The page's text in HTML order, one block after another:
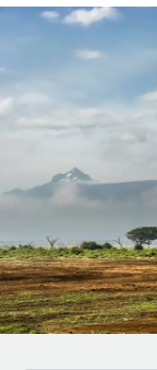
Globales
Auslagern
Nahtlose
Plattform
Integrierte
Startups
Agile HR-
Mittelstand
vergrößern
Enterprise
Globale HR
Forschung
Fallstudien
HR-Glossar
Nederlands
Français
Español
Italiano
Português